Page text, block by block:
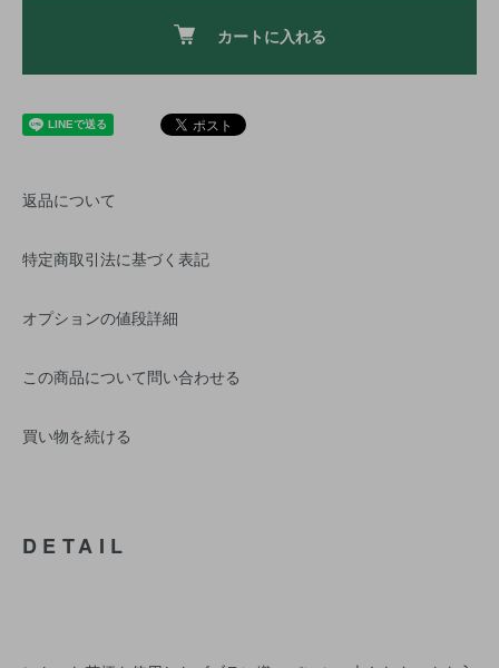
カートに入れる
返品について
特定商取引法に基づく表記
オプションの値段詳細
この商品について問い合わせる
買い物を続ける
DETAIL